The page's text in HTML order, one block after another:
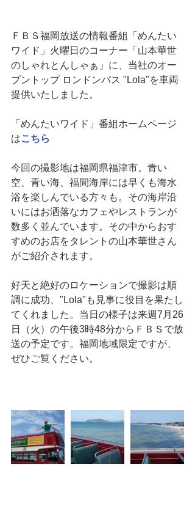
ＦＢＳ福岡放送の情報番組「めんたい
ワイド」火曜日のコーナー「山本華世
のしゃれとんしゃぁ」に、当社のオー
プントップ ロンドンバス "Lola"を車両
提供いたしました。
「めんたいワイド」番組ホームページ
はこちら
今回の撮影地は福岡県福津市。青い
空、青い海、福間海岸には早くも海水
浴を楽しんでいる方々も。その海岸沿
いにはお洒落なカフェやレストランが
数多く並んでいます。その中からおす
すめのお店をタレントの山本華世さん
がご紹介されます。
好天と絶好のロケーションで撮影は順
調に成功、"Lola"も見事に役目を果たし
てくれました。当日の様子は来週7月26
日（火）の午後3時48分からＦＢＳで放
送の予定です。福岡地域限定ですが、
ぜひご覧ください。